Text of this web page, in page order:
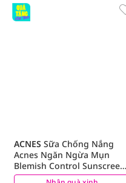
ACNES Sữa Chống Nắng
Acnes Ngăn Ngừa Mụn
Blemish Control Sunscreen
SPF50+ PA++++ 50g